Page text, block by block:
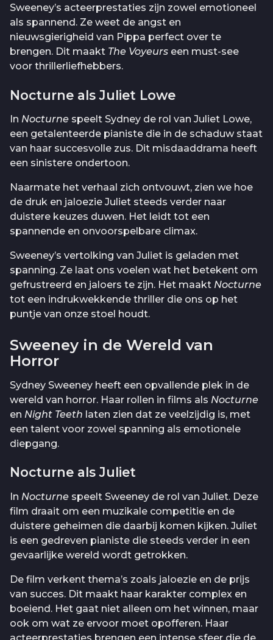
Sweeney’s acteerprestaties zijn zowel emotioneel
als spannend. Ze weet de angst en
nieuwsgierigheid van Pippa perfect over te
brengen. Dit maakt The Voyeurs een must-see
voor thrillerliefhebbers.
Nocturne als Juliet Lowe
In Nocturne speelt Sydney de rol van Juliet Lowe,
een getalenteerde pianiste die in de schaduw staat
van haar succesvolle zus. Dit misdaaddrama heeft
een sinistere ondertoon.
Naarmate het verhaal zich ontvouwt, zien we hoe
de druk en jaloezie Juliet steeds verder naar
duistere keuzes duwen. Het leidt tot een
spannende en onvoorspelbare climax.
Sweeney’s vertolking van Juliet is geladen met
spanning. Ze laat ons voelen wat het betekent om
gefrustreerd en jaloers te zijn. Het maakt Nocturne
tot een indrukwekkende thriller die ons op het
puntje van onze stoel houdt.
Sweeney in de Wereld van
Horror
Sydney Sweeney heeft een opvallende plek in de
wereld van horror. Haar rollen in films als Nocturne
en Night Teeth laten zien dat ze veelzijdig is, met
een talent voor zowel spanning als emotionele
diepgang.
Nocturne als Juliet
In Nocturne speelt Sweeney de rol van Juliet. Deze
film draait om een muzikale competitie en de
duistere geheimen die daarbij komen kijken. Juliet
is een gedreven pianiste die steeds verder in een
gevaarlijke wereld wordt getrokken.
De film verkent thema’s zoals jaloezie en de prijs
van succes. Dit maakt haar karakter complex en
boeiend. Het gaat niet alleen om het winnen, maar
ook om wat ze ervoor moet opofferen. Haar